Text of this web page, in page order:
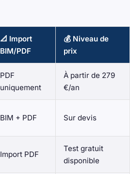
📐 Import
BIM/PDF
💰 Niveau de
prix
PDF
uniquement
À partir de 279
€/an
BIM + PDF Sur devis
Import PDF
Test gratuit
disponible